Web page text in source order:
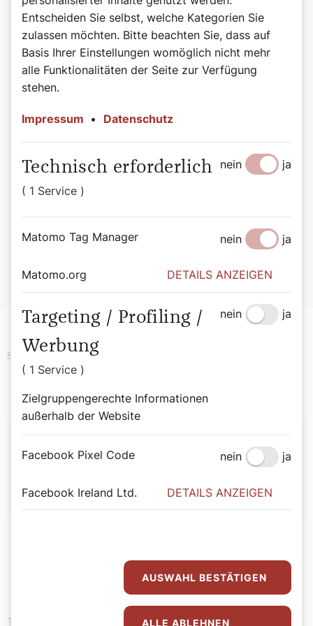
©Wiener Domverlag
Buchtipp: Beten, Herr Pfarrer!
Weitere lustige Anekdoten finden Sie in "Beten, Herr
Pfarrer!" von Bernadette Spitzer.
Beten, Herr Pfarrer! – Anekdoten zwischen Alltag und
Altar. Von Bernadette Spitzer, 176 Seiten, ISBN: 978-3-
Hier geht es zur Buchbestellung
Schlagwörter Religion
Entscheiden Sie selbst, welche Kategorien Sie
zulassen möchten. Bitte beachten Sie, dass auf
Basis Ihrer Einstellungen womöglich nicht mehr
alle Funktionalitäten der Seite zur Verfügung
stehen.
Impressum • Datenschutz
Technisch erforderlich
( 1 Service )
nein ja
Matomo Tag Manager nein ja
Matomo.org DETAILS ANZEIGEN
Targeting / Profiling /
Werbung
( 1 Service )
Zielgruppengerechte Informationen
außerhalb der Website
nein ja
Facebook Pixel Code nein ja
Facebook Ireland Ltd. DETAILS ANZEIGEN
AUSWAHL BESTÄTIGEN
ALLE ABLEHNEN